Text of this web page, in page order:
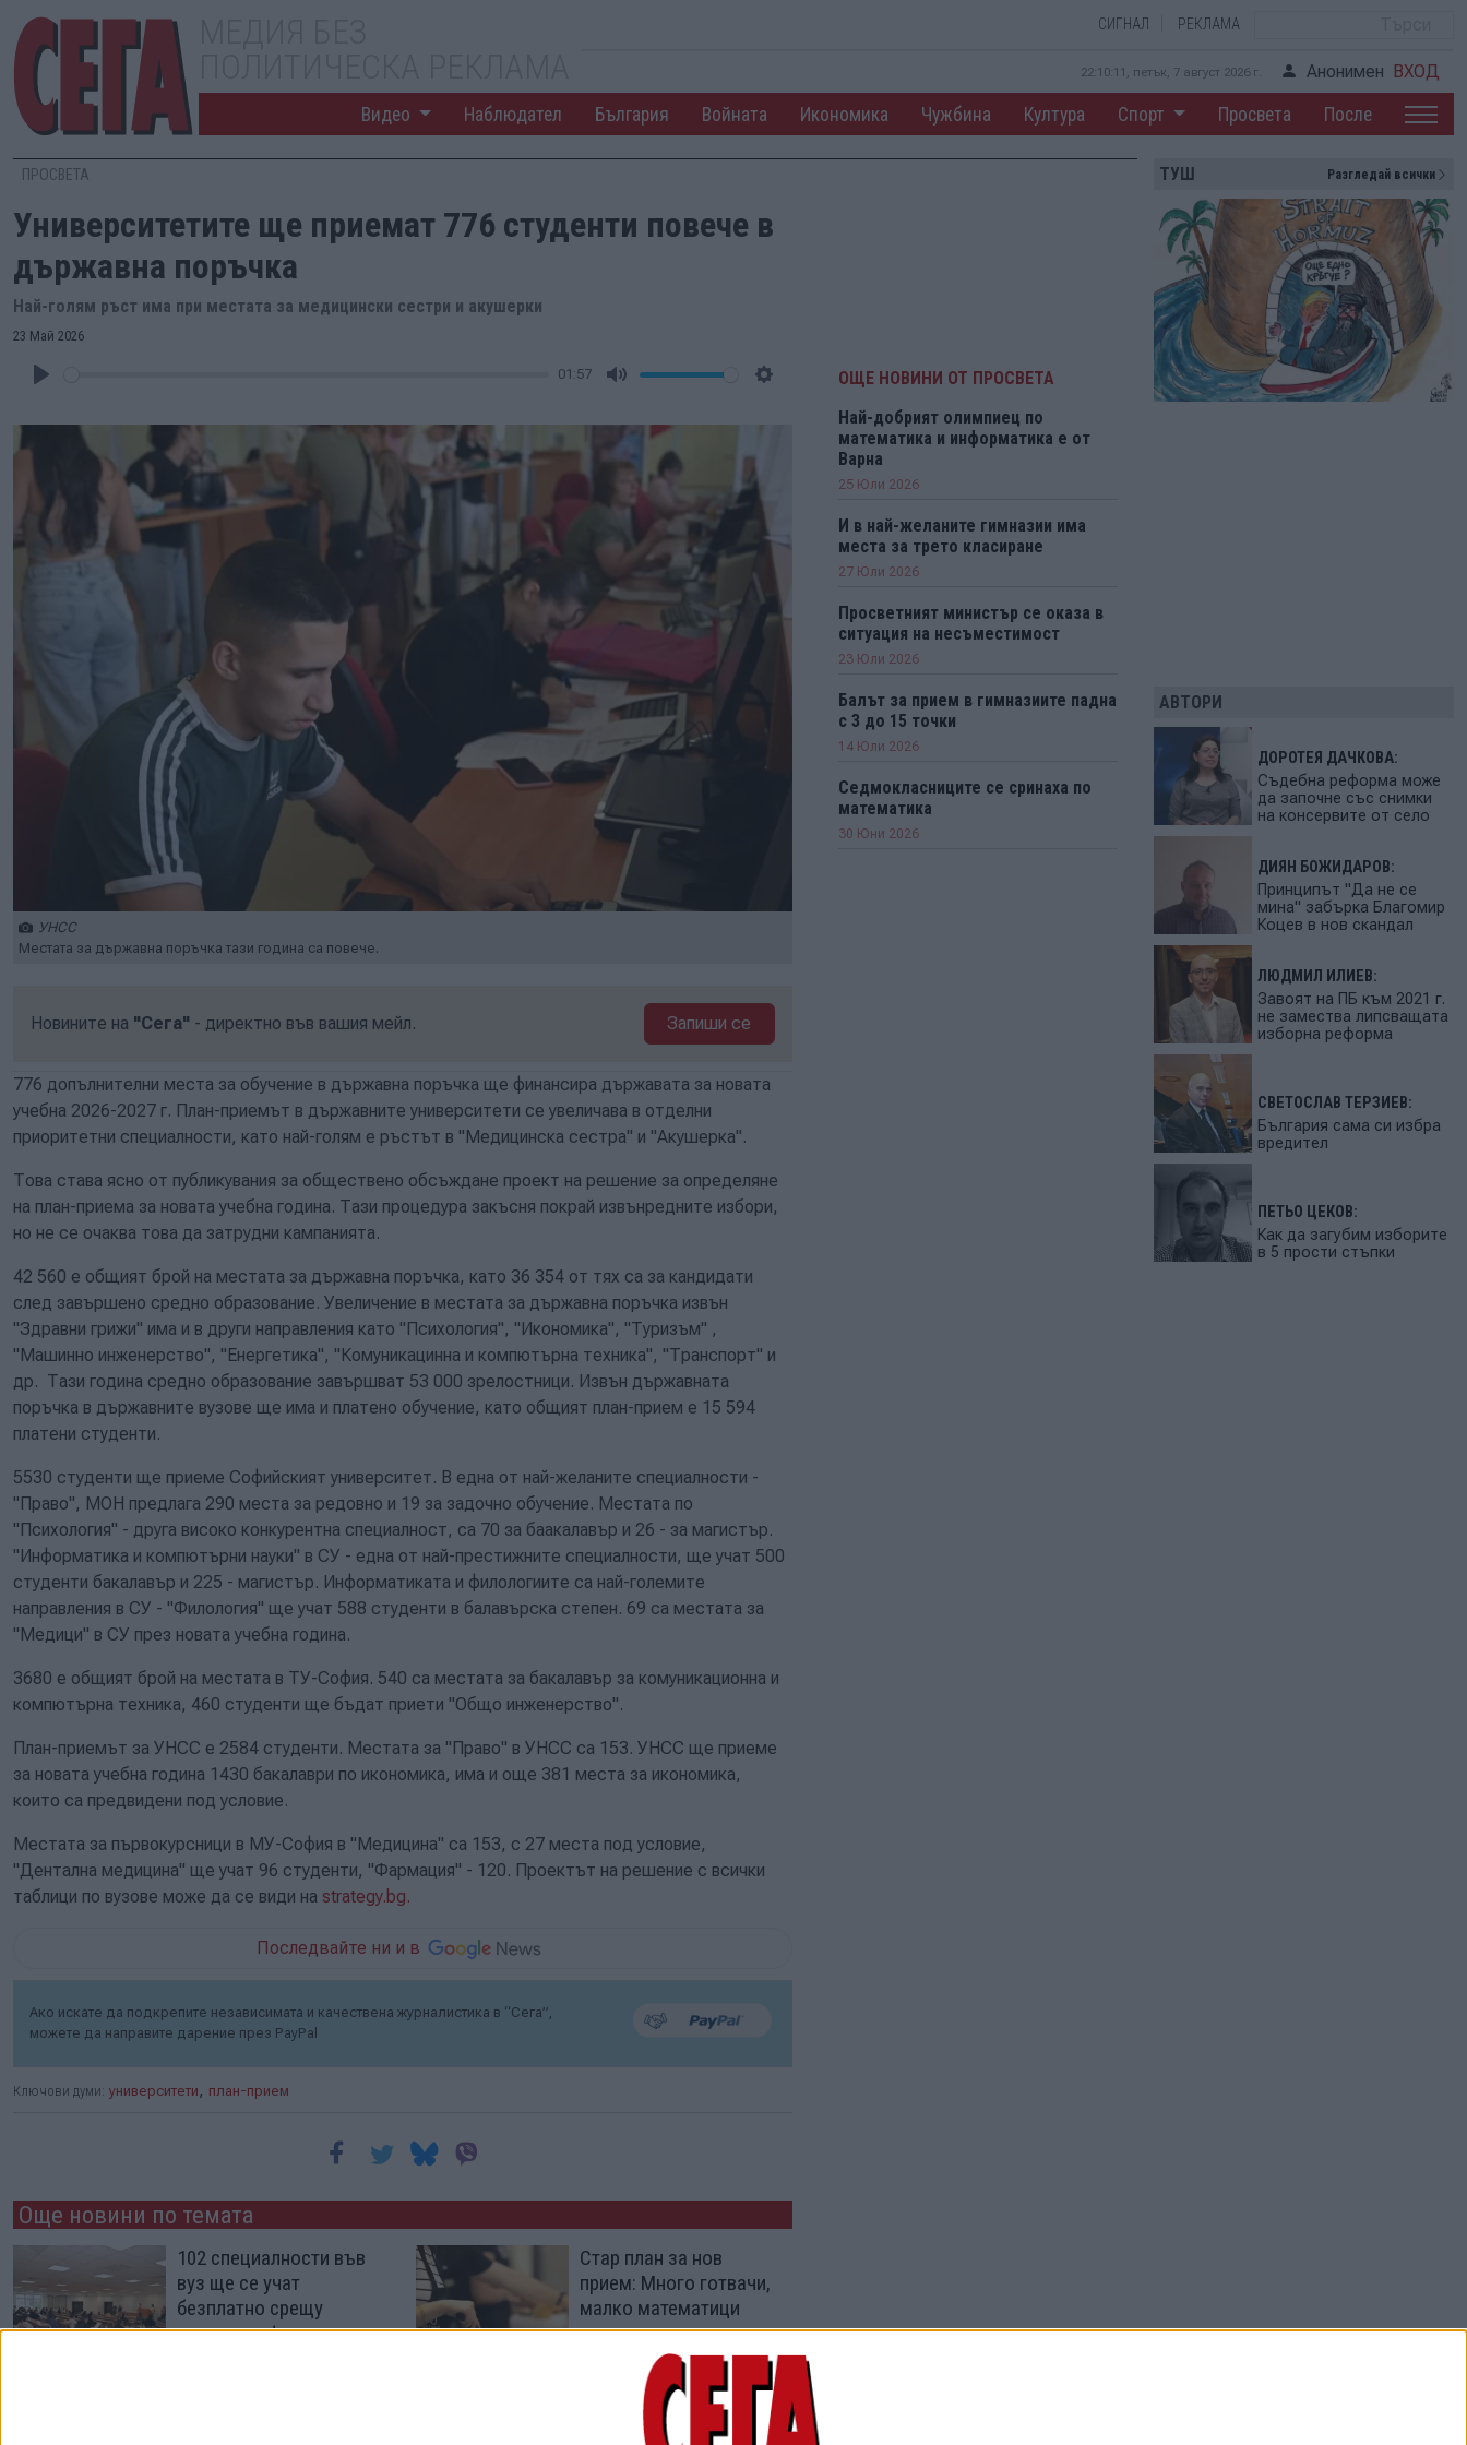
СИГНАЛ РЕКЛАМА
22:10:12, петък, 7 август 2026 г. Анонимен ВХОД
Видео Наблюдател България Войната Икономика Чужбина Култура Спорт Просвета После
ПРОСВЕТА
Университетите ще приемат 776 студенти повече в
държавна поръчка
Най-голям ръст има при местата за медицински сестри и акушерки
23 Май 2026
01:57
УНСС
Местата за държавна поръчка тази година са повече.
Новините на "Сега" - директно във вашия мейл. Запиши се
776 допълнителни места за обучение в държавна поръчка ще финансира държавата за новата
учебна 2026-2027 г. План-приемът в държавните университети се увеличава в отделни
приоритетни специалности, като най-голям е ръстът в "Медицинска сестра" и "Акушерка".
Това става ясно от публикувания за обществено обсъждане проект на решение за определяне
на план-приема за новата учебна година. Тази процедура закъсня покрай извънредните избори,
но не се очаква това да затрудни кампанията.
42 560 е общият брой на местата за държавна поръчка, като 36 354 от тях са за кандидати
след завършено средно образование. Увеличение в местата за държавна поръчка извън
"Здравни грижи" има и в други направления като "Психология", "Икономика", "Туризъм" ,
"Машинно инженерство", "Енергетика", "Комуникацинна и компютърна техника", "Транспорт" и
др. Тази година средно образование завършват 53 000 зрелостници. Извън държавната
поръчка в държавните вузове ще има и платено обучение, като общият план-прием е 15 594
платени студенти.
5530 студенти ще приеме Софийският университет. В една от най-желаните специалности -
"Право", МОН предлага 290 места за редовно и 19 за задочно обучение. Местата по
"Психология" - друга високо конкурентна специалност, са 70 за баакалавър и 26 - за магистър.
"Информатика и компютърни науки" в СУ - една от най-престижните специалности, ще учат 500
студенти бакалавър и 225 - магистър. Информатиката и филологиите са най-големите
направления в СУ - "Филология" ще учат 588 студенти в балавърска степен. 69 са местата за
"Медици" в СУ през новата учебна година.
3680 е общият брой на местата в ТУ-София. 540 са местата за бакалавър за комуникационна и
компютърна техника, 460 студенти ще бъдат приети "Общо инженерство".
План-приемът за УНСС е 2584 студенти. Местата за "Право" в УНСС са 153. УНСС ще приеме
за новата учебна година 1430 бакалаври по икономика, има и още 381 места за икономика,
които са предвидени под условие.
Местата за първокурсници в МУ-София в "Медицина" са 153, с 27 места под условие,
"Дентална медицина" ще учат 96 студенти, "Фармация" - 120. Проектът на решение с всички
таблици по вузове може да се види на strategy.bg.
Последвайте ни и в
Ако искате да подкрепите независимата и качествена журналистика в “Сега”,
можете да направите дарение през PayPal
Ключови думи: университети , план-прием
Още новини по темата
102 специалности във
вуз ще се учат
безплатно срещу
договор с фирма
Стар план за нов
прием: Много готвачи,
малко математици
08 Юни 2026
Студентите учат
ОЩЕ НОВИНИ ОТ ПРОСВЕТА
Най-добрият олимпиец по
математика и информатика е от
Варна
25 Юли 2026
И в най-желаните гимназии има
места за трето класиране
27 Юли 2026
Просветният министър се оказа в
ситуация на несъместимост
23 Юли 2026
Балът за прием в гимназиите падна
с 3 до 15 точки
14 Юли 2026
Седмокласниците се сринаха по
математика
30 Юни 2026
ТУШ Разгледай всички
АВТОРИ
ДОРОТЕЯ ДАЧКОВА:
Съдебна реформа може
да започне със снимки
на консервите от село
ДИЯН БОЖИДАРОВ:
Принципът "Да не се
мина" забърка Благомир
Коцев в нов скандал
ЛЮДМИЛ ИЛИЕВ:
Завоят на ПБ към 2021 г.
не замества липсващата
изборна реформа
СВЕТОСЛАВ ТЕРЗИЕВ:
България сама си избра
вредител
ПЕТЬО ЦЕКОВ:
Как да загубим изборите
в 5 прости стъпки